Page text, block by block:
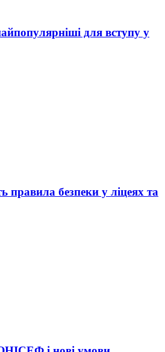
для вступу у
правила безпеки у ліцеях та